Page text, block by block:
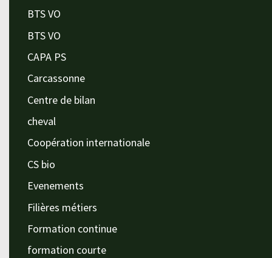
BTS VO
BTS VO
CAPA PS
Carcassonne
Centre de bilan
cheval
Coopération internationale
CS bio
Evenements
Filières métiers
Formation continue
formation courte